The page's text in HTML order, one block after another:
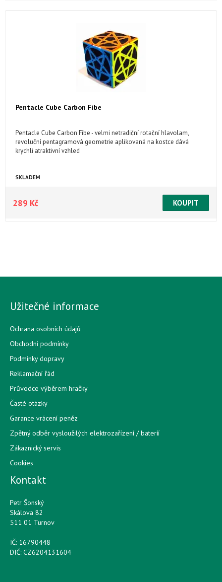
Pentacle Cube Carbon Fibe
Pentacle Cube Carbon Fibe - velmi netradiční rotační hlavolam,
revoluční pentagramová geometrie aplikovaná na kostce dává
krychli atraktivní vzhled
SKLADEM
289 Kč
Užitečné informace
Ochrana osobních údajů
Obchodní podmínky
Podmínky dopravy
Reklamační řád
Průvodce výběrem hračky
Časté otázky
Garance vrácení peněz
Zpětný odběr vysloužilých elektrozařízení / bateríí
Zákaznický servis
Cookies
Kontakt
Petr Šonský
Skálova 82
511 01 Turnov
IČ: 16790448
DIČ: CZ6204131604